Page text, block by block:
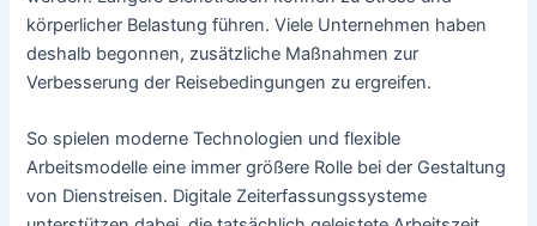
körperlicher Belastung führen. Viele Unternehmen haben
deshalb begonnen, zusätzliche Maßnahmen zur
Verbesserung der Reisebedingungen zu ergreifen.
So spielen moderne Technologien und flexible
Arbeitsmodelle eine immer größere Rolle bei der Gestaltung
von Dienstreisen. Digitale Zeiterfassungssysteme